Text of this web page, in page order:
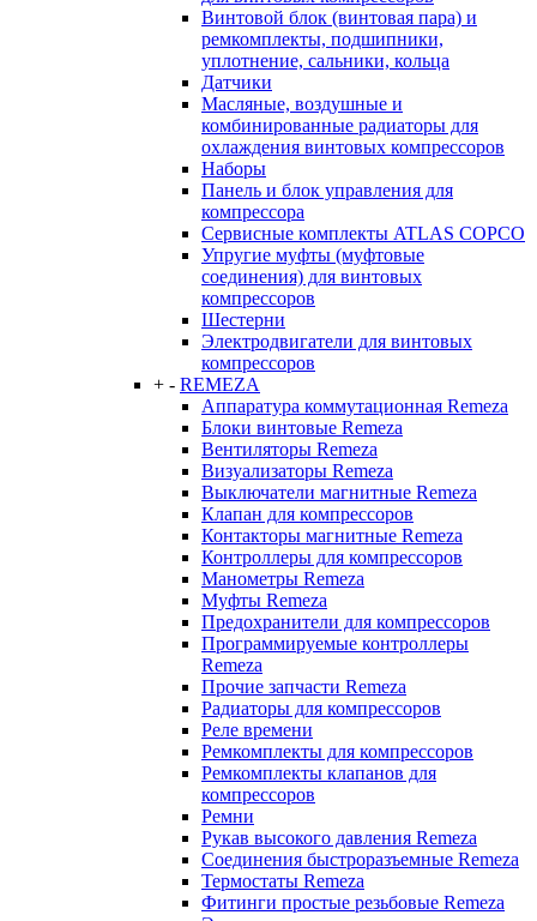
Винтовой блок (винтовая пара) и
ремкомплекты, подшипники,
уплотнение, сальники, кольца
Датчики
Масляные, воздушные и
комбинированные радиаторы для
охлаждения винтовых компрессоров
Наборы
Панель и блок управления для
компрессора
Сервисные комплекты ATLAS COPCO
Упругие муфты (муфтовые
соединения) для винтовых
компрессоров
Шестерни
Электродвигатели для винтовых
компрессоров
+ - REMEZA
Аппаратура коммутационная Remeza
Блоки винтовые Remeza
Вентиляторы Remeza
Визуализаторы Remeza
Выключатели магнитные Remeza
Клапан для компрессоров
Контакторы магнитные Remeza
Контроллеры для компрессоров
Манометры Remeza
Муфты Remeza
Предохранители для компрессоров
Программируемые контроллеры
Remeza
Прочие запчасти Remeza
Радиаторы для компрессоров
Реле времени
Ремкомплекты для компрессоров
Ремкомплекты клапанов для
компрессоров
Ремни
Рукав высокого давления Remeza
Соединения быстроразъемные Remeza
Термостаты Remeza
Фитинги простые резьбовые Remeza